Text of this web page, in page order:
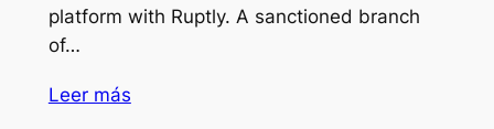
platform with Ruptly. A sanctioned branch
of…
Leer más